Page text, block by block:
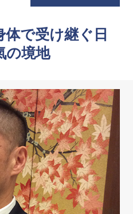
体で受け継ぐ日
の境地